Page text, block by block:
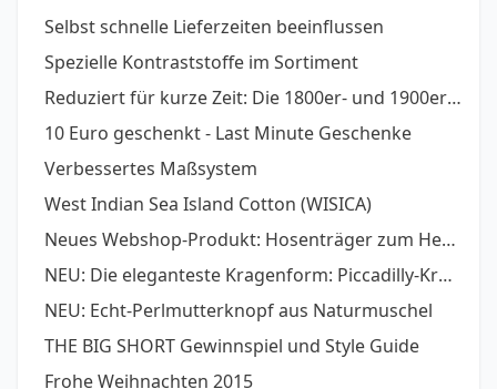
Selbst schnelle Lieferzeiten beeinflussen
Spezielle Kontraststoffe im Sortiment
Reduziert für kurze Zeit: Die 1800er- und 1900er- Stoffserien
10 Euro geschenkt - Last Minute Geschenke
Verbessertes Maßsystem
West Indian Sea Island Cotton (WISICA)
Neues Webshop-Produkt: Hosenträger zum Hemd
NEU: Die eleganteste Kragenform: Piccadilly-Kragen
NEU: Echt-Perlmutterknopf aus Naturmuschel
THE BIG SHORT Gewinnspiel und Style Guide
Frohe Weihnachten 2015